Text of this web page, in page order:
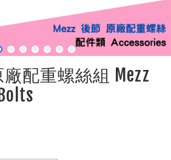
廠配重螺絲組 Mezz